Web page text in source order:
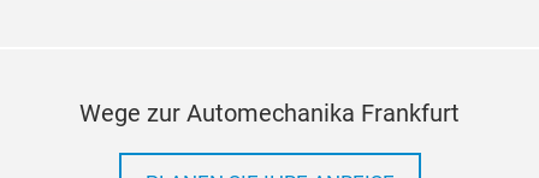
Wege zur Automechanika Frankfurt